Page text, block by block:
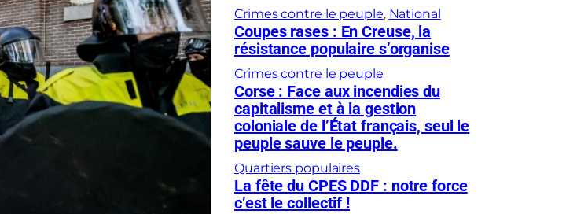
Crimes contre le peuple, National
Coupes rases : En Creuse, la
résistance populaire s’organise
Crimes contre le peuple
Corse : Face aux incendies du
capitalisme et à la gestion
coloniale de l’État français, seul le
peuple sauve le peuple.
Quartiers populaires
La fête du CPES DDF : notre force
c’est le collectif !